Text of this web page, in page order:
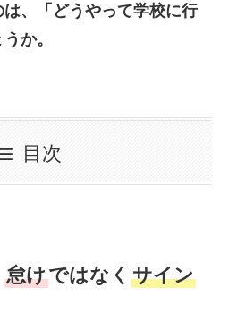
、「どうやって学校に行
か。
目次
怠けではなく サイン